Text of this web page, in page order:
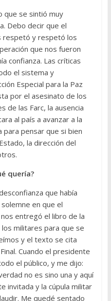
que se sintió muy
Debo decir que el
respetó y respetó los
que nos fueron
confianza. Las críticas
el sistema y
Especial para la Paz
por el asesinato de los
de las Farc, la ausencia
al país a avanzar a la
pensar que si bien
la dirección del
quería?
que había
en que el
entregó el libro de la
militares para que se
y el texto se cita
Cuando el presidente
el público, y me dijo:
no es sino una y aquí
invitada y la cúpula militar
Me quedé sentado